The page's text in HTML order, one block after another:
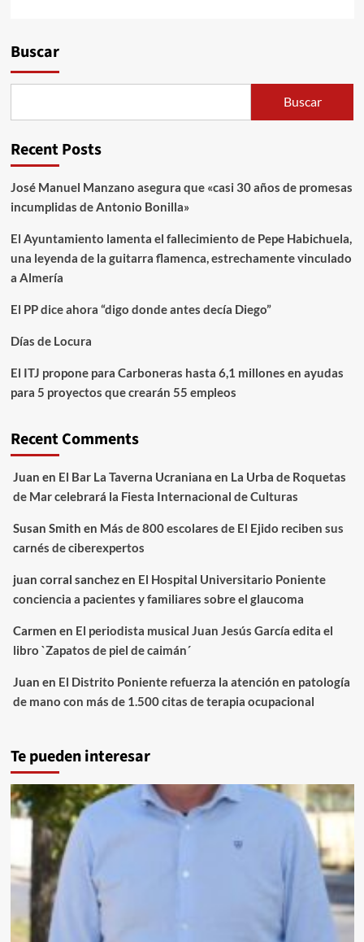
Buscar
Buscar
Recent Posts
José Manuel Manzano asegura que «casi 30 años de promesas
incumplidas de Antonio Bonilla»
El Ayuntamiento lamenta el fallecimiento de Pepe Habichuela,
una leyenda de la guitarra flamenca, estrechamente vinculado
a Almería
El PP dice ahora “digo donde antes decía Diego”
Días de Locura
El ITJ propone para Carboneras hasta 6,1 millones en ayudas
para 5 proyectos que crearán 55 empleos
Recent Comments
Juan en El Bar La Taverna Ucraniana en La Urba de Roquetas
de Mar celebrará la Fiesta Internacional de Culturas
Susan Smith en Más de 800 escolares de El Ejido reciben sus
carnés de ciberexpertos
juan corral sanchezen El Hospital Universitario Poniente
conciencia a pacientes y familiares sobre el glaucoma
Carmen en El periodista musical Juan Jesús García edita el
libro `Zapatos de piel de caimán´
Juan en El Distrito Poniente refuerza la atención en patología
de mano con más de 1.500 citas de terapia ocupacional
Te pueden interesar